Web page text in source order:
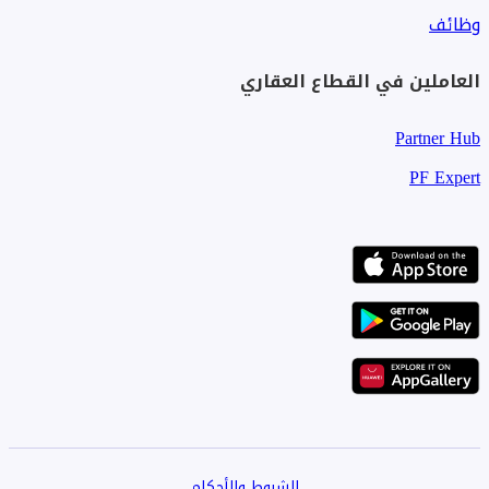
وظائف
العاملين في القطاع العقاري
Partner Hub
PF Expert